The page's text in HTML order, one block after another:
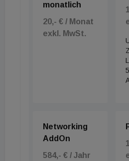
achtundzwanzig
etwa knapp acht Hektar pro
Experten Entwarnung, denn
Schnitt sind wir damit weit
und 2020 lag der Zuwachs
dreiundvierzig
Wohnungsneubau und an
Für die Branche ist das nach
monatlich
20,- € / Monat
exkl. MwSt.
Networking
AddOn
584,- € / Jahr